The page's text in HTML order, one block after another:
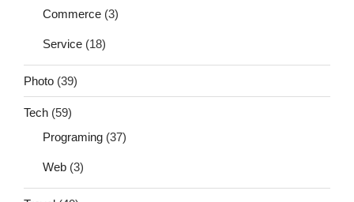
Commerce (3)
Service (18)
Photo (39)
Tech (59)
Programing (37)
Web (3)